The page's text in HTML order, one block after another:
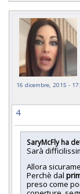
16 dicembre, 2015 -
4
SaryMcFly ha
Sarà
Allora
Perchè dal
preso come